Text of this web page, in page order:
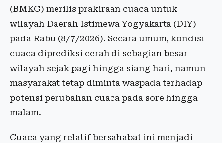
(BMKG) merilis prakiraan cuaca untuk
wilayah Daerah Istimewa Yogyakarta (DIY)
pada Rabu (8/7/2026). Secara umum, kondisi
cuaca diprediksi cerah di sebagian besar
wilayah sejak pagi hingga siang hari, namun
masyarakat tetap diminta waspada terhadap
potensi perubahan cuaca pada sore hingga
malam.
Cuaca yang relatif bersahabat ini menjadi